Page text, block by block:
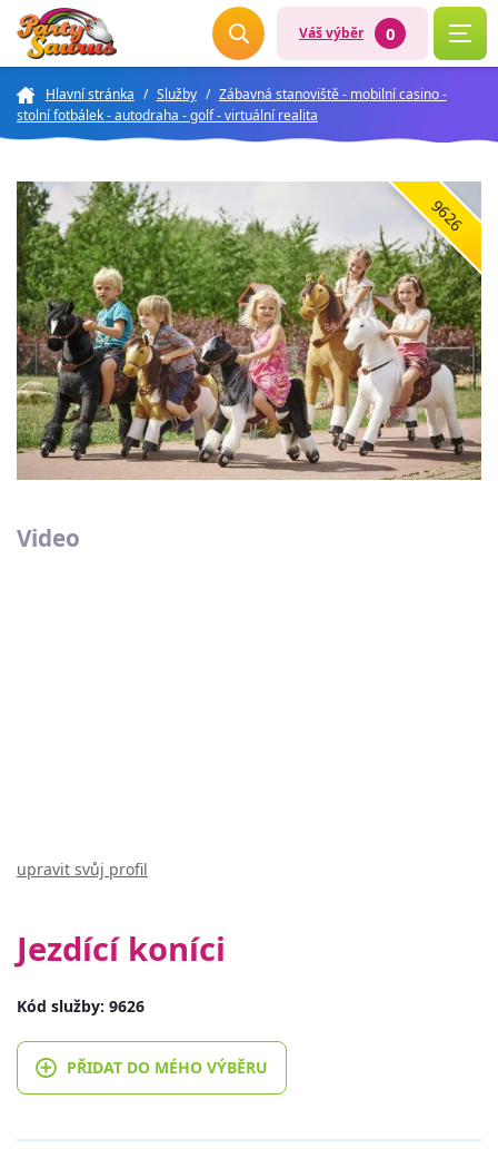
Váš výběr 0
Hlavní stránka / Služby / Zábavná stanoviště - mobilní casino -
stolní fotbálek - autodraha - golf - virtuální realita
9626
Video
upravit svůj profil
Jezdící koníci
Kód služby: 9626
PŘIDAT DO MÉHO VÝBĚRU